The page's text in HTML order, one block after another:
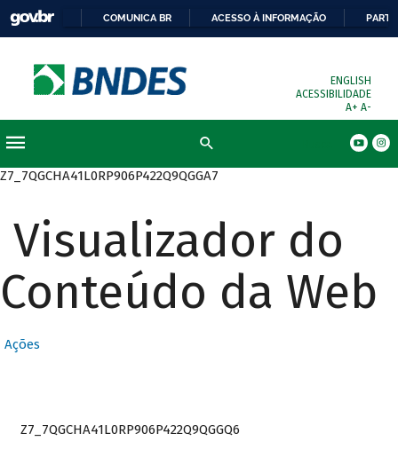
COMUNICA BR ACESSO À INFORMAÇÃO
ENGLISH
ACESSIBILIDADE
A+ A-
Z7_7QGCHA41L0RP906P422Q9QGGA7
Visualizador do
Conteúdo da Web
Ações
Z7_7QGCHA41L0RP906P422Q9QGGQ6